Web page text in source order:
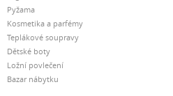
Pyžama
Kosmetika a parfémy
Teplákové soupravy
Dětské boty
Ložní povlečení
Bazar nábytku